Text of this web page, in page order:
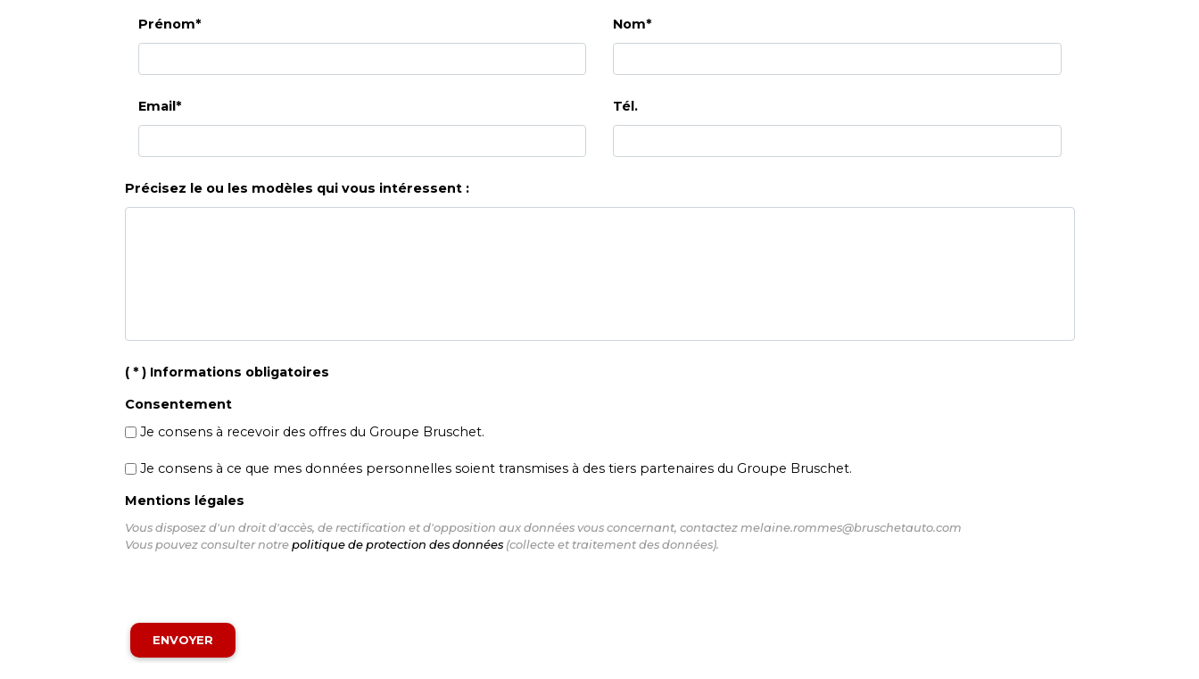
Prénom* Nom*
Email* Tél.
Précisez le ou les modèles qui vous intéressent :
( * ) Informations obligatoires
Consentement
Je consens à recevoir des offres du Groupe Bruschet.
Je consens à ce que mes données personnelles soient transmises à des tiers partenaires du Groupe Bruschet.
Mentions légales
Vous disposez d'un droit d'accès, de rectification et d'opposition aux données vous concernant, contactez melaine.rommes@bruschetauto.com
Vous pouvez consulter notrepolitique de protection des données(collecte et traitement des données).